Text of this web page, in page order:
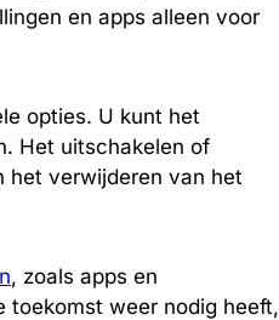
en apps alleen voor
opties. U kunt het
Het uitschakelen of
het verwijderen van het
, zoals apps en
toekomst weer nodig heeft,